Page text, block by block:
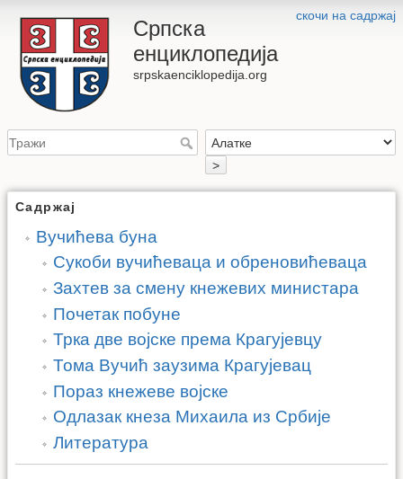
скочи на садржај
Српска
енциклопедија
srpskaenciklopedija.org
>
Садржај
Вучићева буна
Сукоби вучићеваца и обреновићеваца
Захтев за смену кнежевих министара
Почетак побуне
Трка две војске према Крагујевцу
Тома Вучић заузима Крагујевац
Пораз кнежеве војске
Одлазак кнеза Михаила из Србије
Литература